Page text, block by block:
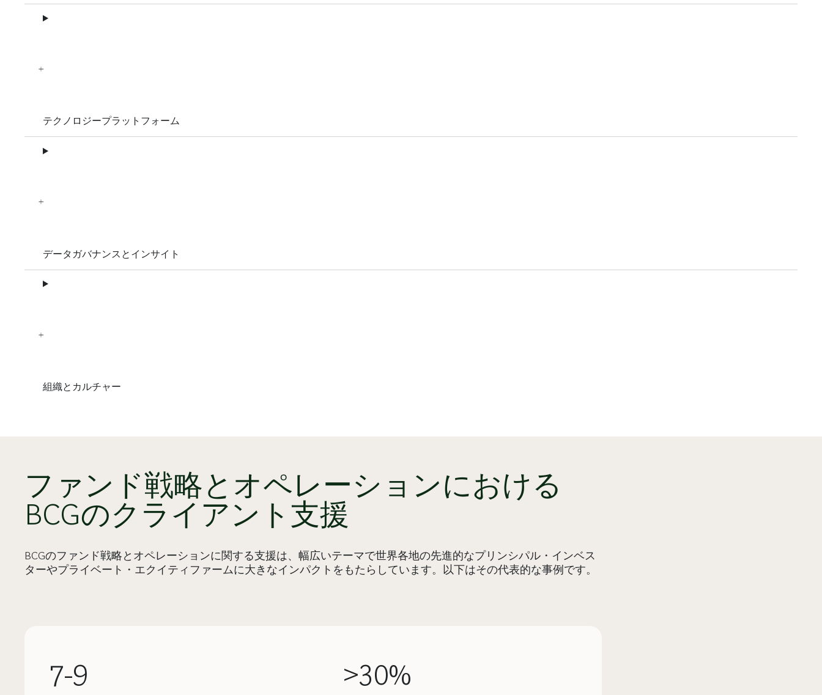
テクノロジープラットフォーム
データガバナンスとインサイト
組織とカルチャー
ファンド戦略とオペレーションにおける
BCGのクライアント支援
BCGのファンド戦略とオペレーションに関する支援は、幅広いテーマで世界各地の先進的なプリンシパル・インベス
ターやプライベート・エクイティファームに大きなインパクトをもたらしています。以下はその代表的な事例です。
7-9 >30%